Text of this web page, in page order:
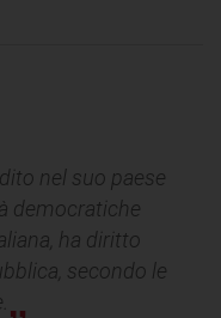
nel suo paese
democratiche
ha diritto
secondo le